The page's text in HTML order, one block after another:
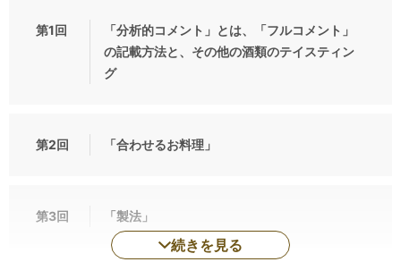
ご参加ください。
2、講座の内容
第1回：
・テイスティング試験の内容、過去の事例から、何が
説
・「分析的コメント」とは、「フルコメント」の基本
第1回
「分析的コメント」とは、「フルコメント」
の記載方法と、その他の酒類のテイスティン
グ
第2回 「合わせるお料理」
第3回 「製法」
続きを見る